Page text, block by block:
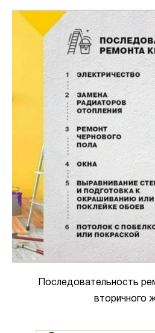
Последовательность
вторичного